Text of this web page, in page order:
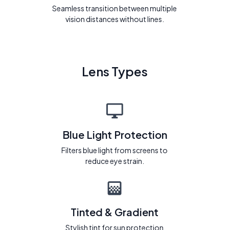
Seamless transition between multiple
vision distances without lines.
Lens Types
Blue Light Protection
Filters blue light from screens to
reduce eye strain.
Tinted & Gradient
Stylish tint for sun protection